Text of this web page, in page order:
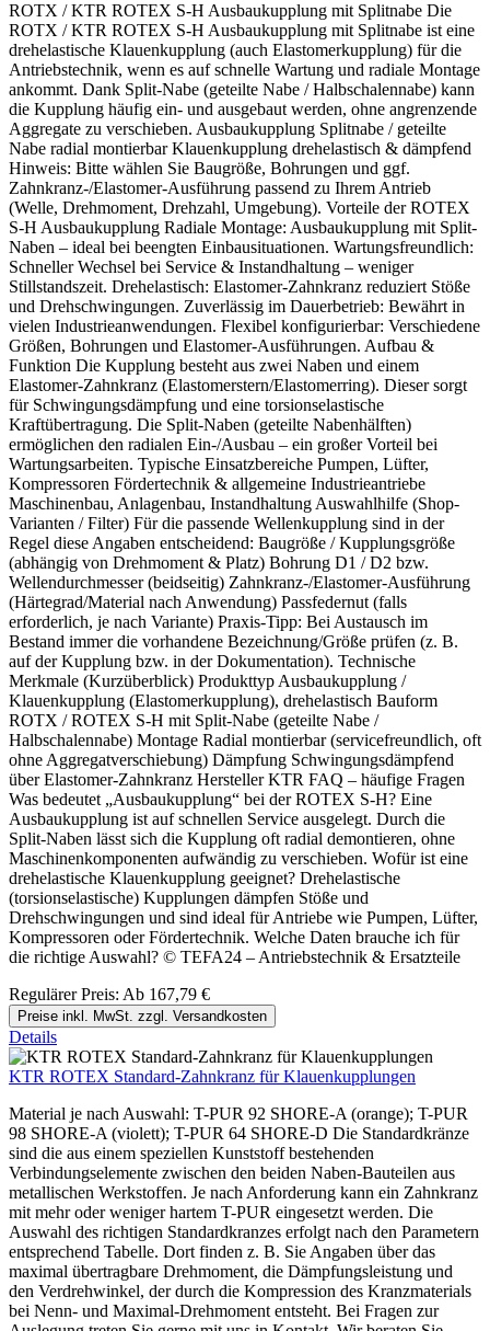
ROTX / KTR ROTEX S-H Ausbaukupplung mit Splitnabe Die
ROTX / KTR ROTEX S-H Ausbaukupplung mit Splitnabe ist eine
drehelastische Klauenkupplung (auch Elastomerkupplung) für die
Antriebstechnik, wenn es auf schnelle Wartung und radiale Montage
ankommt. Dank Split-Nabe (geteilte Nabe / Halbschalennabe) kann
die Kupplung häufig ein- und ausgebaut werden, ohne angrenzende
Aggregate zu verschieben. Ausbaukupplung Splitnabe / geteilte
Nabe radial montierbar Klauenkupplung drehelastisch & dämpfend
Hinweis: Bitte wählen Sie Baugröße, Bohrungen und ggf.
Zahnkranz-/Elastomer-Ausführung passend zu Ihrem Antrieb
(Welle, Drehmoment, Drehzahl, Umgebung). Vorteile der ROTEX
S-H Ausbaukupplung Radiale Montage: Ausbaukupplung mit Split-
Naben – ideal bei beengten Einbausituationen. Wartungsfreundlich:
Schneller Wechsel bei Service & Instandhaltung – weniger
Stillstandszeit. Drehelastisch: Elastomer-Zahnkranz reduziert Stöße
und Drehschwingungen. Zuverlässig im Dauerbetrieb: Bewährt in
vielen Industrieanwendungen. Flexibel konfigurierbar: Verschiedene
Größen, Bohrungen und Elastomer-Ausführungen. Aufbau &
Funktion Die Kupplung besteht aus zwei Naben und einem
Elastomer-Zahnkranz (Elastomerstern/Elastomerring). Dieser sorgt
für Schwingungsdämpfung und eine torsionselastische
Kraftübertragung. Die Split-Naben (geteilte Nabenhälften)
ermöglichen den radialen Ein-/Ausbau – ein großer Vorteil bei
Wartungsarbeiten. Typische Einsatzbereiche Pumpen, Lüfter,
Kompressoren Fördertechnik & allgemeine Industrieantriebe
Maschinenbau, Anlagenbau, Instandhaltung Auswahlhilfe (Shop-
Varianten / Filter) Für die passende Wellenkupplung sind in der
Regel diese Angaben entscheidend: Baugröße / Kupplungsgröße
(abhängig von Drehmoment & Platz) Bohrung D1 / D2 bzw.
Wellendurchmesser (beidseitig) Zahnkranz-/Elastomer-Ausführung
(Härtegrad/Material nach Anwendung) Passfedernut (falls
erforderlich, je nach Variante) Praxis-Tipp: Bei Austausch im
Bestand immer die vorhandene Bezeichnung/Größe prüfen (z. B.
auf der Kupplung bzw. in der Dokumentation). Technische
Merkmale (Kurzüberblick) Produkttyp Ausbaukupplung /
Klauenkupplung (Elastomerkupplung), drehelastisch Bauform
ROTX / ROTEX S-H mit Split-Nabe (geteilte Nabe /
Halbschalennabe) Montage Radial montierbar (servicefreundlich, oft
ohne Aggregatverschiebung) Dämpfung Schwingungsdämpfend
über Elastomer-Zahnkranz Hersteller KTR FAQ – häufige Fragen
Was bedeutet „Ausbaukupplung“ bei der ROTEX S-H? Eine
Ausbaukupplung ist auf schnellen Service ausgelegt. Durch die
Split-Naben lässt sich die Kupplung oft radial demontieren, ohne
Maschinenkomponenten aufwändig zu verschieben. Wofür ist eine
drehelastische Klauenkupplung geeignet? Drehelastische
(torsionselastische) Kupplungen dämpfen Stöße und
Drehschwingungen und sind ideal für Antriebe wie Pumpen, Lüfter,
Kompressoren oder Fördertechnik. Welche Daten brauche ich für
die richtige Auswahl? © TEFA24 – Antriebstechnik & Ersatzteile
Regulärer Preis: Ab 167,79 €
Preise inkl. MwSt. zzgl. Versandkosten
Details
KTR ROTEX Standard-Zahnkranz für Klauenkupplungen
Material je nach Auswahl: T-PUR 92 SHORE-A (orange); T-PUR
98 SHORE-A (violett); T-PUR 64 SHORE-D Die Standardkränze
sind die aus einem speziellen Kunststoff bestehenden
Verbindungselemente zwischen den beiden Naben-Bauteilen aus
metallischen Werkstoffen. Je nach Anforderung kann ein Zahnkranz
mit mehr oder weniger hartem T-PUR eingesetzt werden. Die
Auswahl des richtigen Standardkranzes erfolgt nach den Parametern
entsprechend Tabelle. Dort finden z. B. Sie Angaben über das
maximal übertragbare Drehmoment, die Dämpfungsleistung und
den Verdrehwinkel, der durch die Kompression des Kranzmaterials
bei Nenn- und Maximal-Drehmoment entsteht. Bei Fragen zur